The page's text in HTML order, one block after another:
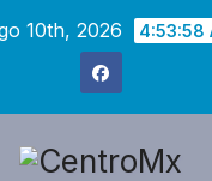
10th, 2026 4:53:59